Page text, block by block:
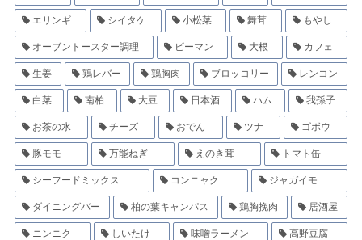
エリンギ シイタケ 小松菜 舞茸 もやし
オーブントースター調理 ピーマン 大根 カフェ
生姜 鶏レバー 鶏胸肉 ブロッコリー レンコン
白菜 南柏 大豆 日本酒 ハム 我孫子
お茶の水 チーズ おでん ツナ ゴボウ
豚モモ 万能ねぎ えのき茸 トマト缶
シーフードミックス コンニャク ジャガイモ
ダイニングバー 柏の葉キャンパス 鶏胸挽肉 居酒屋
ニンニク しいたけ 味噌ラーメン 高野豆腐